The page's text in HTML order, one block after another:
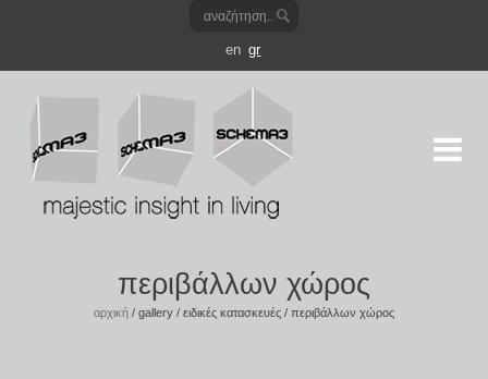
en gr
περιβάλλων χώρος
αρχική/ gallery/ ειδικές κατασκευές/ περιβάλλων χώρος